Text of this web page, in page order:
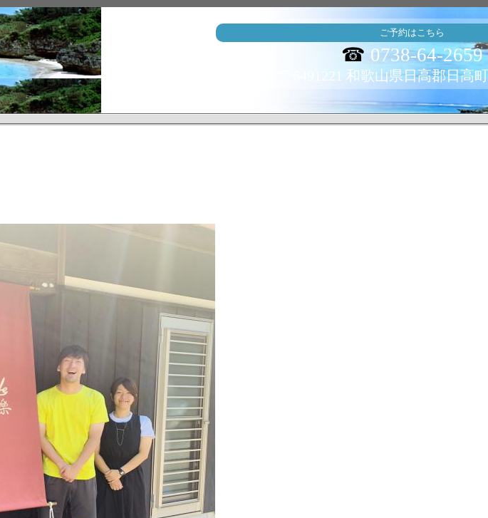
ご予約はこちら
☎ 0738-64-2659
〒6491221 和歌山県日高郡日高